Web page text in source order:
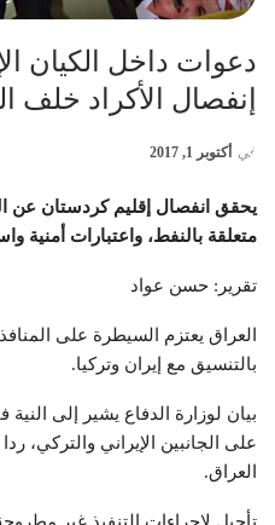
دعوات داخل الكيان
إنفصال الأكراد خلف
في أكتوبر 1, 2017
يحقق انفصال إقليم كردستان عن
متعلقة بالنفط، واعتبارات أمنية
تقرير: حسن عواد
العراق يعتزم السيطرة على
بالتنسيق مع إيران وتركيا.
بيان لوزارة الدفاع يشير إلى
على الجانبين الإيراني والتركي،
العراق.